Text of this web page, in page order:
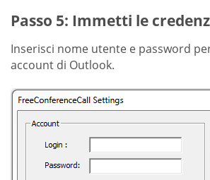
Passo 5: Immetti le
Inserisci nome utente e password
account di Outlook.